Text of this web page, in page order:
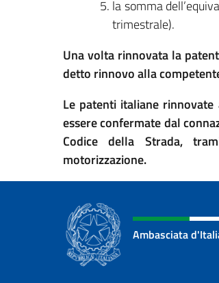
la somma
trimestrale).
Una volta rinnovata la
detto rinnovo alla
Le patenti italiane
essere confermate dal
Codice della Strada,
motorizzazione.
Ambasciata